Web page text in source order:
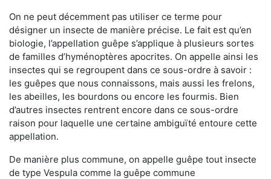
On ne peut décemment pas utiliser ce terme pour
désigner un insecte de manière précise. Le fait est qu’en
biologie, l’appellation guêpe s’applique à plusieurs sortes
de familles d’hyménoptères apocrites. On appelle ainsi les
insectes qui se regroupent dans ce sous-ordre à savoir :
les guêpes que nous connaissons, mais aussi les frelons,
les abeilles, les bourdons ou encore les fourmis. Bien
d’autres insectes rentrent encore dans ce sous-ordre
raison pour laquelle une certaine ambiguïté entoure cette
appellation.
De manière plus commune, on appelle guêpe tout insecte
de type Vespula comme la guêpe commune